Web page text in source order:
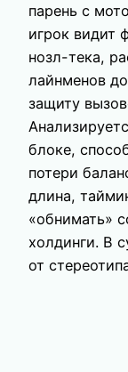
парень с
игрок видит
нозл-тека,
лайнменов
защиту
блоке,
потери
длина,
«обнимать»
холдинги. В
от